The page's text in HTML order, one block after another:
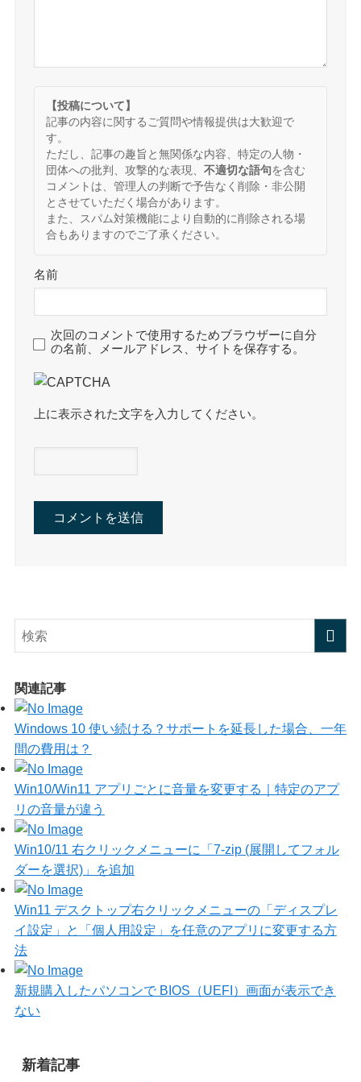
【投稿について】
記事の内容に関するご質問や情報提供は大歓迎で
す。
ただし、記事の趣旨と無関係な内容、特定の人物・
団体への批判、攻撃的な表現、 不適切な語句を含む
コメントは、管理人の判断で予告なく削除・非公開
とさせていただく場合があります。
また、スパム対策機能により自動的に削除される場
合もありますのでご了承ください。
名前
次回のコメントで使用するためブラウザーに自分
の名前、メールアドレス、サイトを保存する。
上に表示された文字を入力してください。
関連記事
Windows 10 使い続ける？サポートを延長した場合、一年
間の費用は？
Win10/Win11 アプリごとに音量を変更する｜特定のアプ
リの音量が違う
Win10/11 右クリックメニューに「7-zip (展開してフォル
ダーを選択)」を追加
Win11 デスクトップ右クリックメニューの「ディスプレ
イ設定」と「個人用設定」を任意のアプリに変更する方
法
新規購入したパソコンで BIOS（UEFI）画面が表示でき
ない
新着記事